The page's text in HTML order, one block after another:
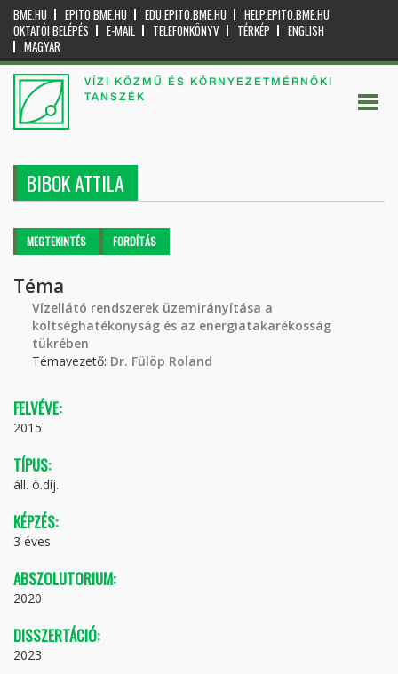
BME.HU EPITO.BME.HU EDU.EPITO.BME.HU
HELP.EPITO.BME.HU
OKTATÓI BELÉPÉS
E-MAIL TELEFONKÖNYV TÉRKÉP
ENGLISH
MAGYAR
VÍZI KÖZMŰ ÉS KÖRNYEZETMÉRNÖKI
TANSZÉK
BIBOK ATTILA
Elsődleges fülek
MEGTEKINTÉS (AKTÍVFORDÍTÁS
Téma
Vízellátó rendszerek üzemirányítása a
költséghatékonyság és az energiatakarékosság
tükrében
Témavezető: Dr. Fülöp Roland
FELVÉVE:
2015
TÍPUS:
áll. ö.díj.
KÉPZÉS:
3 éves
ABSZOLUTORIUM:
2020
DISSZERTÁCIÓ:
2023